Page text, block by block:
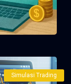
Simulasi Trading